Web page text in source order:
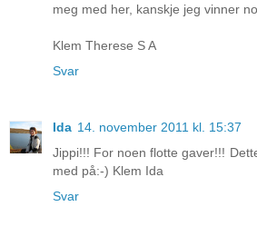
meg med her, kanskje jeg vinner
Klem Therese S A
Svar
Ida 14. november 2011 kl. 15:37
Jippi!!! For noen flotte gaver!!!
med på:-) Klem Ida
Svar